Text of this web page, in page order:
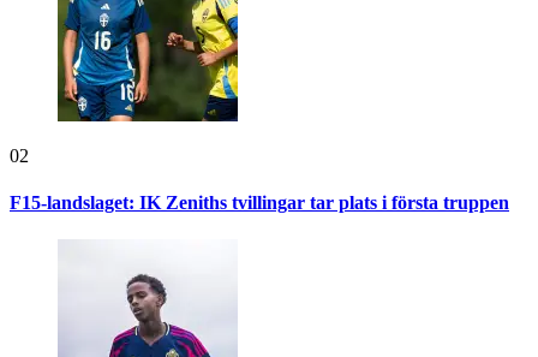
02
F15-landslaget: IK Zeniths tvillingar tar plats i första truppen